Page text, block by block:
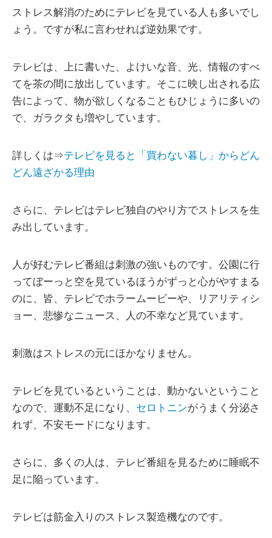
ストレス解消のためにテレビを見ている人も多いでし
ょう。ですが私に言わせれば逆効果です。
テレビは、上に書いた、よけいな音、光、情報のすべ
てを茶の間に放出しています。そこに映し出される広
告によって、物が欲しくなることもひじょうに多いの
で、ガラクタも増やしています。
詳しくは⇒テレビを見ると「買わない暮し」からどん
どん遠ざかる理由
さらに、テレビはテレビ独自のやり方でストレスを生
み出しています。
人が好むテレビ番組は刺激の強いものです。公園に行
ってぼーっと空を見ているほうがずっと心がやすまる
のに、皆、テレビでホラームービーや、リアリティシ
ョー、悲惨なニュース、人の不幸など見ています。
刺激はストレスの元にほかなりません。
テレビを見ているということは、動かないということ
なので、運動不足になり、 セロトニンがうまく分泌さ
れず、不安モードになります。
さらに、多くの人は、テレビ番組を見るために睡眠不
足に陥っています。
テレビは筋金入りのストレス製造機なのです。